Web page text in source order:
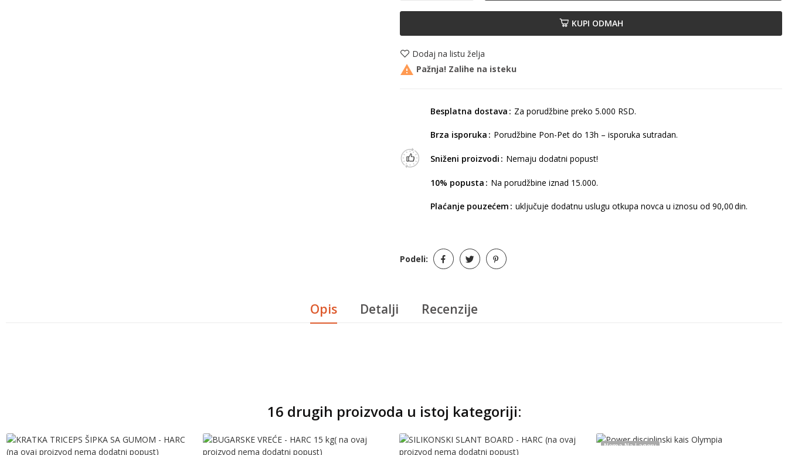
KUPI ODMAH
Dodaj na listu želja
 Pažnja! Zalihe na isteku
Besplatna dostava Za porudžbine preko 5.000 RSD.
Brza isporuka Porudžbine Pon-Pet do 13h – isporuka sutradan.
Sniženi proizvodi Nemaju dodatni popust!
10% popusta Na porudžbine iznad 15.000.
Plaćanje pouzećem uključuje dodatnu uslugu otkupa novca u iznosu od 90,00 din.
Podeli:
Opis Detalji Recenzije
16 drugih proizvoda u istoj kategoriji:
Nema Na Lageru